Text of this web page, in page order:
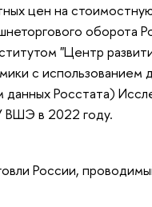
цен на
оборота
"Центр
с
данных Росстата)
ВШЭ в 2022 году.
России,